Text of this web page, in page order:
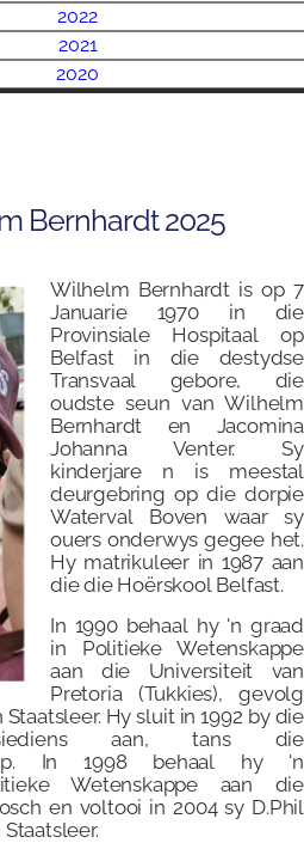
2022
2021
2020
Bernhardt 2025
Wilhelm Bernhardt is op 7
Januarie 1970 in die
Provinsiale Hospitaal op
Belfast in die destydse
Transvaal gebore, die
oudste seun van Wilhelm
Bernhardt en Jacomina
Johanna Venter. Sy
kinderjare n is meestal
deurgebring op die dorpie
Waterval Boven waar sy
ouers onderwys gegee het.
Hy matrikuleer in 1987 aan
die die Hoërskool Belfast.
In 1990 behaal hy 'n graad
in Politieke Wetenskappe
aan die Universiteit van
Pretoria (Tukkies), gevolg
Hy sluit in 1992 by die
aan, tans die
In 1998 behaal hy 'n
Wetenskappe aan die
en voltooi in 2004 sy D.Phil